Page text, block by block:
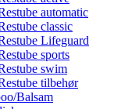
automatic
classic
Lifeguard
sports
swim
tilbehør
Balsam